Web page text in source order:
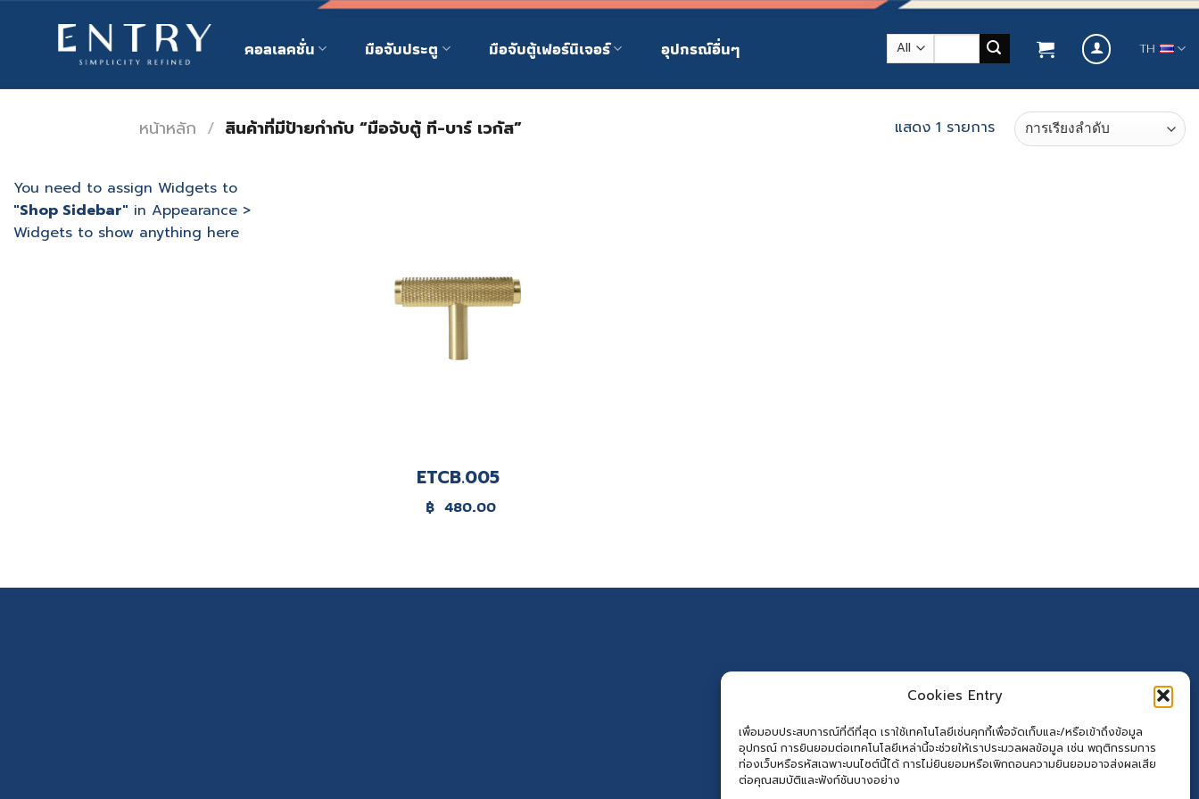
Cookies Entry
เพื่อมอบประสบการณ์ที่ดีที่สุด เราใช้เทคโนโลยีเช่นคุกกี้เพื่อจัดเก็บและ/หรือเข้าถึงข้อมูล
อุปกรณ์ การยินยอมต่อเทคโนโลยีเหล่านี้จะช่วยให้เราประมวลผลข้อมูล เช่น พฤติกรรมการ
ท่องเว็บหรือรหัสเฉพาะบนไซต์นี้ได้ การไม่ยินยอมหรือเพิกถอนความยินยอมอาจส่งผลเสีย
ต่อคุณสมบัติและฟังก์ชันบางอย่าง
คอลเลคชั่น มือจับประตู มือจับตู้เฟอร์นิเจอร์ อุปกรณ์อื่นๆ TH
หน้าหลัก / สินค้าที่มีป้ายกำกับ “มือจับตู้ ที-บาร์ เวกัส” แสดง 1 รายการ
You need to assign Widgets to
"Shop Sidebar" in Appearance >
Widgets to show anything here
ETCB.005
฿ 480.00